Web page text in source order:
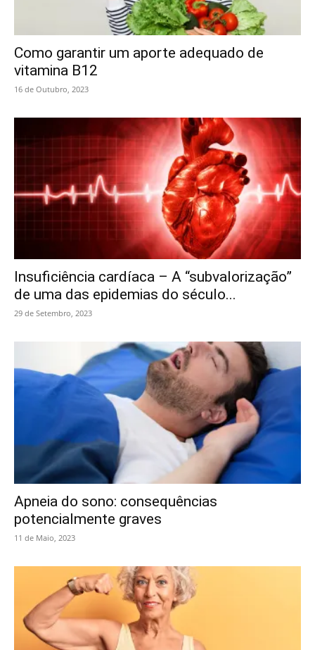
Como garantir um aporte adequado de
vitamina B12
16 de Outubro, 2023
Insuficiência cardíaca – A “subvalorização”
de uma das epidemias do século...
29 de Setembro, 2023
Apneia do sono: consequências
potencialmente graves
11 de Maio, 2023